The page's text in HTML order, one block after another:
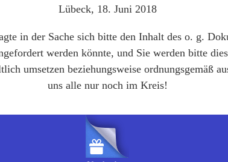
Lübeck, 18. Juni 2018
in der Sache sich bitte den Inhalt des o. g.
werden könnte, und Sie werden bitte
umsetzen beziehungsweise ordnungsgemäß
uns alle nur noch im Kreis!